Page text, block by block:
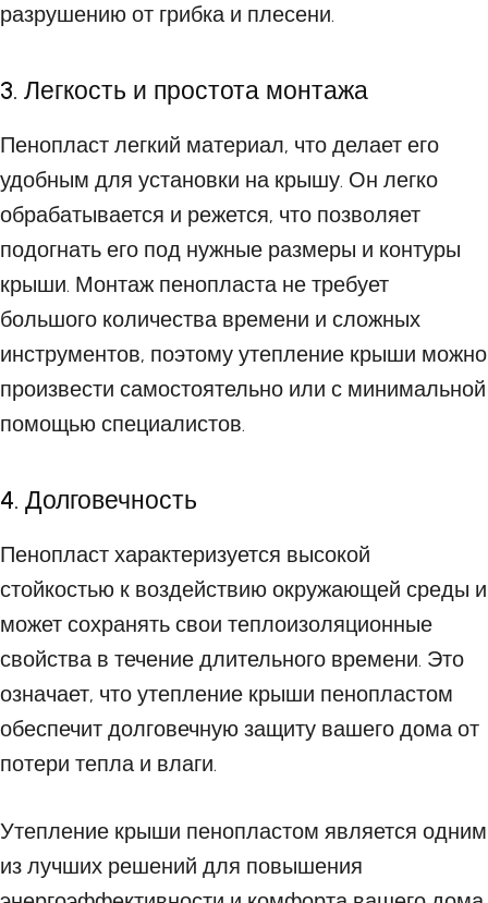
разрушению от грибка и плесени.
3. Легкость и простота монтажа
Пенопласт легкий материал, что делает его
удобным для установки на крышу. Он легко
обрабатывается и режется, что позволяет
подогнать его под нужные размеры и контуры
крыши. Монтаж пенопласта не требует
большого количества времени и сложных
инструментов, поэтому утепление крыши можно
произвести самостоятельно или с минимальной
помощью специалистов.
4. Долговечность
Пенопласт характеризуется высокой
стойкостью к воздействию окружающей среды и
может сохранять свои теплоизоляционные
свойства в течение длительного времени. Это
означает, что утепление крыши пенопластом
обеспечит долговечную защиту вашего дома от
потери тепла и влаги.
Утепление крыши пенопластом является одним
из лучших решений для повышения